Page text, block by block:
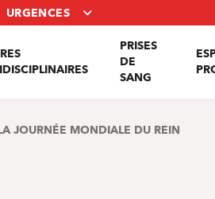
URGENCES
PRISES
DE
SANG
JOURNÉE MONDIALE DU REIN